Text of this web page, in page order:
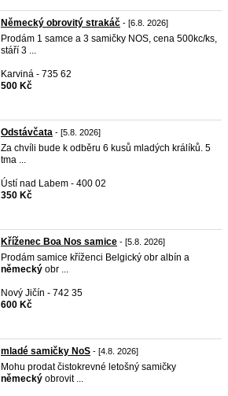
Německý obrovitý strakáč - [6.8. 2026]
Prodám 1 samce a 3 samičky NOS, cena 500kc/ks,
stáří 3 ...
Karviná - 735 62
500 Kč
Odstávčata - [5.8. 2026]
Za chvíli bude k odběru 6 kusů mladých králíků. 5
tma ...
Ústí nad Labem - 400 02
350 Kč
Kříženec Boa Nos samice - [5.8. 2026]
Prodám samice kříženci Belgický obr albín a
německý obr ...
Nový Jičín - 742 35
600 Kč
mladé samičky NoS - [4.8. 2026]
Mohu prodat čistokrevné letošný samičky
německý obrovit ...